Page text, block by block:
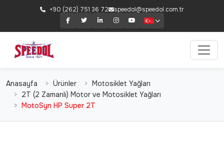
+90 (262) 751 36 72 speedol@speedol.com.tr
Anasayfa Ürünler
Motosiklet Yağları
2T (2 Zamanlı) Motor ve Motosiklet Yağları
MotoSyn HP Super 2T